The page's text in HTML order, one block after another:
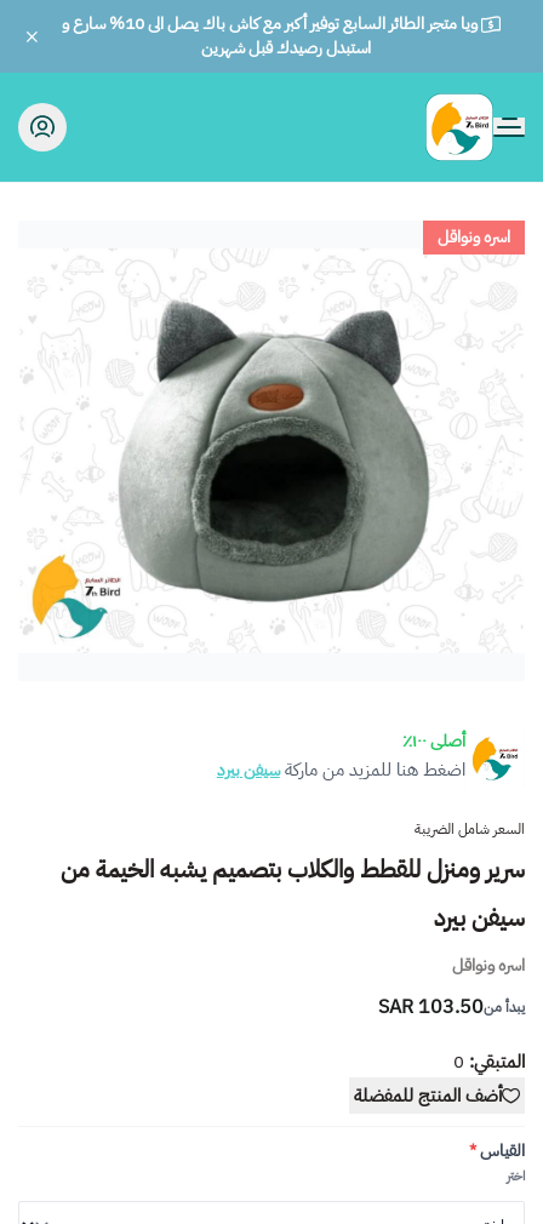
ويا متجر الطائر السابع توفير أكبر مع كاش باك يصل الى 10% سارع و
استبدل رصيدك قبل شهرين
الطائر السابع للحيوانات
اسره ونواقل
أصلى ١٠٠٪
اضغط هنا للمزيد من ماركةسيفن بيرد
السعر شامل الضريبة
سرير ومنزل للقطط والكلاب بتصميم يشبه الخيمة من
سيفن بيرد
اسره ونواقل
يبدأ من103.50 SAR
المتبقي: 0
أضف المنتج للمفضلة
القياس*
اختر